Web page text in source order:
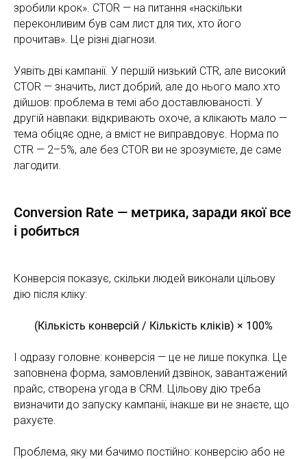
зробили крок». CTOR — на питання «наскільки
переконливим був сам лист для тих, хто його
прочитав». Це різні діагнози.
Уявіть дві кампанії. У першій низький CTR, але високий
CTOR — значить, лист добрий, але до нього мало хто
дійшов: проблема в темі або доставлюваності. У
другій навпаки: відкривають охоче, а клікають мало —
тема обіцяє одне, а вміст не виправдовує. Норма по
CTR — 2–5%, але без CTOR ви не зрозумієте, де саме
лагодити.
Conversion Rate — метрика, заради якої все
і робиться
Конверсія показує, скільки людей виконали цільову
дію після кліку:
(Кількість конверсій / Кількість кліків) × 100%
І одразу головне: конверсія — це не лише покупка. Це
заповнена форма, замовлений дзвінок, завантажений
прайс, створена угода в CRM. Цільову дію треба
визначити до запуску кампанії, інакше ви не знаєте, що
рахуєте.
Проблема, яку ми бачимо постійно: конверсію або не